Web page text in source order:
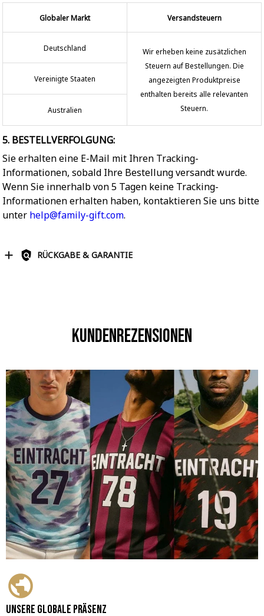
Globaler Markt Versandsteuern
Deutschland
Wir erheben keine zusätzlichen
Steuern auf Bestellungen. Die
angezeigten Produktpreise
enthalten bereits alle relevanten
Steuern.
Vereinigte Staaten
Australien
5. BESTELLVERFOLGUNG:
Sie erhalten eine E-Mail mit Ihren Tracking-
Informationen, sobald Ihre Bestellung versandt wurde.
Wenn Sie innerhalb von 5 Tagen keine Tracking-
Informationen erhalten haben, kontaktieren Sie uns bitte
unter help@family-gift.com.
RÜCKGABE & GARANTIE
Kundenrezensionen
Unsere globale Präsenz